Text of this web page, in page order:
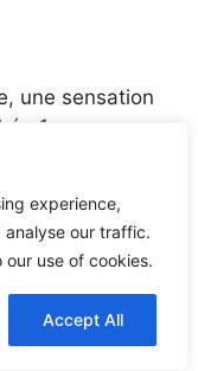
experience,
analyse our traffic.
use of cookies.
Accept All
une sensation
: 1
sans
(par
égales, puis